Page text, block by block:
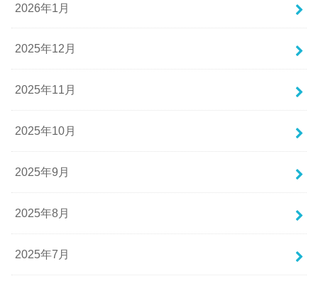
2026年1月
2025年12月
2025年11月
2025年10月
2025年9月
2025年8月
2025年7月